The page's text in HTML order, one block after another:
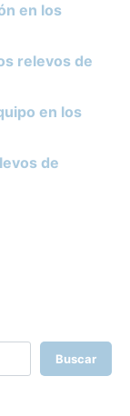
en los
relevos de
en los
de
Buscar